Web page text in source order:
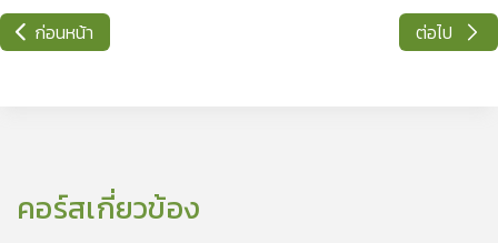
ก่อนหน้า ต่อไป
คอร์สเกี่ยวข้อง